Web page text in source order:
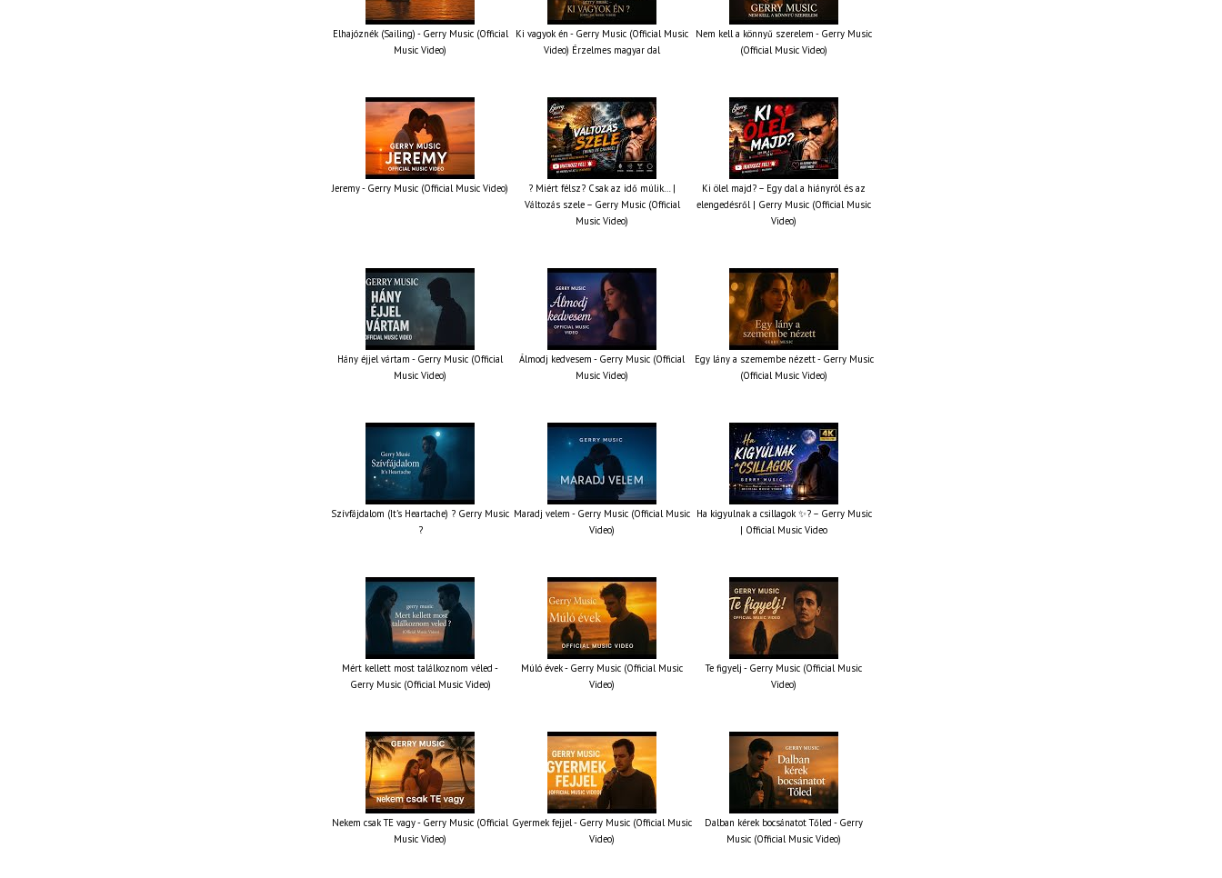
Elhajóznék (Sailing) - Gerry Music (Official
Music Video)
Ki vagyok én - Gerry Music (Official Music
Video) Érzelmes magyar dal
Nem kell a könnyű szerelem - Gerry Music
(Official Music Video)
Jeremy - Gerry Music (Official Music Video)
? Miért félsz? Csak az idő múlik… |
Változás szele – Gerry Music (Official
Music Video)
Ki ölel majd? – Egy dal a hiányról és az
elengedésről | Gerry Music (Official Music
Video)
Hány éjjel vártam - Gerry Music (Official
Music Video)
Álmodj kedvesem - Gerry Music (Official
Music Video)
Egy lány a szemembe nézett - Gerry Music
(Official Music Video)
Szívfájdalom (It’s Heartache) ? Gerry Music
?
Maradj velem - Gerry Music (Official Music
Video)
Ha kigyulnak a csillagok ✨? – Gerry Music
| Official Music Video
Mért kellett most találkoznom véled -
Gerry Music (Official Music Video)
Múló évek - Gerry Music (Official Music
Video)
Te figyelj - Gerry Music (Official Music
Video)
Nekem csak TE vagy - Gerry Music (Official
Music Video)
Gyermek fejjel - Gerry Music (Official Music
Video)
Dalban kérek bocsánatot Tőled - Gerry
Music (Official Music Video)